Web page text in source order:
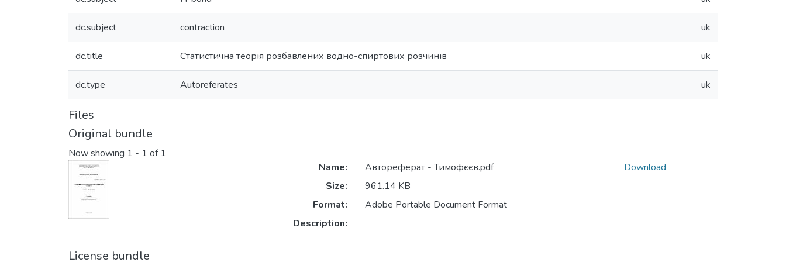
dc.subject contraction uk
dc.title Статистична теорія розбавлених водно-спиртових розчинів uk
dc.type Autoreferates uk
Files
Original bundle
Now showing 1 - 1 of 1
Name:
Автореферат - Тимофєєв.pdf
Size:
961.14 KB
Format:
Adobe Portable Document Format
Description:
Download
License bundle